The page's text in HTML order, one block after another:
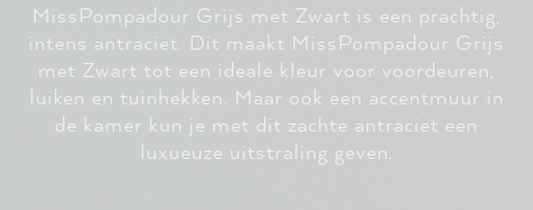
MissPompadour Grijs met Zwart is een prachtig,
intens antraciet. Dit maakt MissPompadour Grijs
met Zwart tot een ideale kleur voor voordeuren,
luiken en tuinhekken. Maar ook een accentmuur in
de kamer kun je met dit zachte antraciet een
luxueuze uitstraling geven.